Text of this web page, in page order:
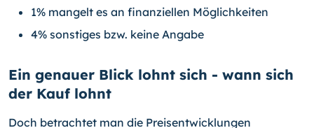
1% mangelt es an finanziellen Möglichkeiten
4% sonstiges bzw. keine Angabe
Ein genauer Blick lohnt sich - wann sich
der Kauf lohnt
Doch betrachtet man die Preisentwicklungen